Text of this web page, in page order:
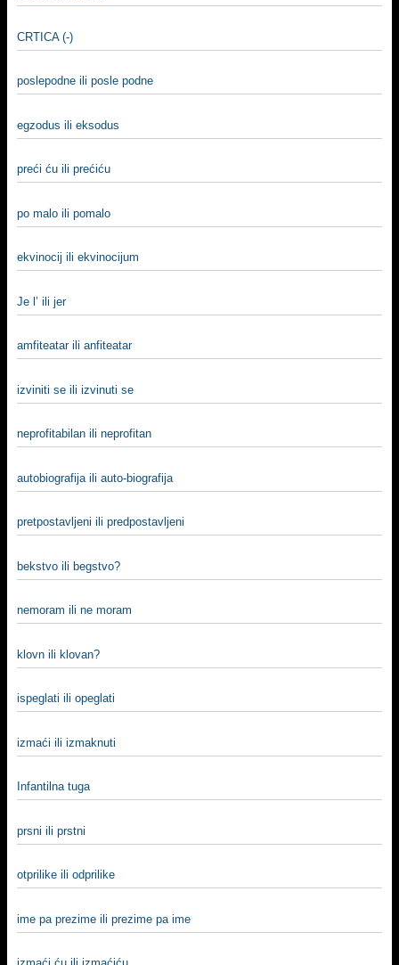
CRTICA (-)
poslepodne ili posle podne
egzodus ili eksodus
preći ću ili prećiću
po malo ili pomalo
ekvinocij ili ekvinocijum
Je l’ ili jer
amfiteatar ili anfiteatar
izviniti se ili izvinuti se
neprofitabilan ili neprofitan
autobiografija ili auto-biografija
pretpostavljeni ili predpostavljeni
bekstvo ili begstvo?
nemoram ili ne moram
klovn ili klovan?
ispeglati ili opeglati
izmaći ili izmaknuti
Infantilna tuga
prsni ili prstni
otprilike ili odprilike
ime pa prezime ili prezime pa ime